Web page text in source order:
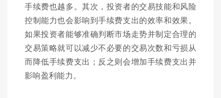
手续费也越多。其次，投资者的交易技能和风险
控制能力也会影响到手续费支出的效率和效果。
如果投资者能够准确判断市场走势并制定合理的
交易策略就可以减少不必要的交易次数和亏损从
而降低手续费支出；反之则会增加手续费支出并
影响盈利能力。